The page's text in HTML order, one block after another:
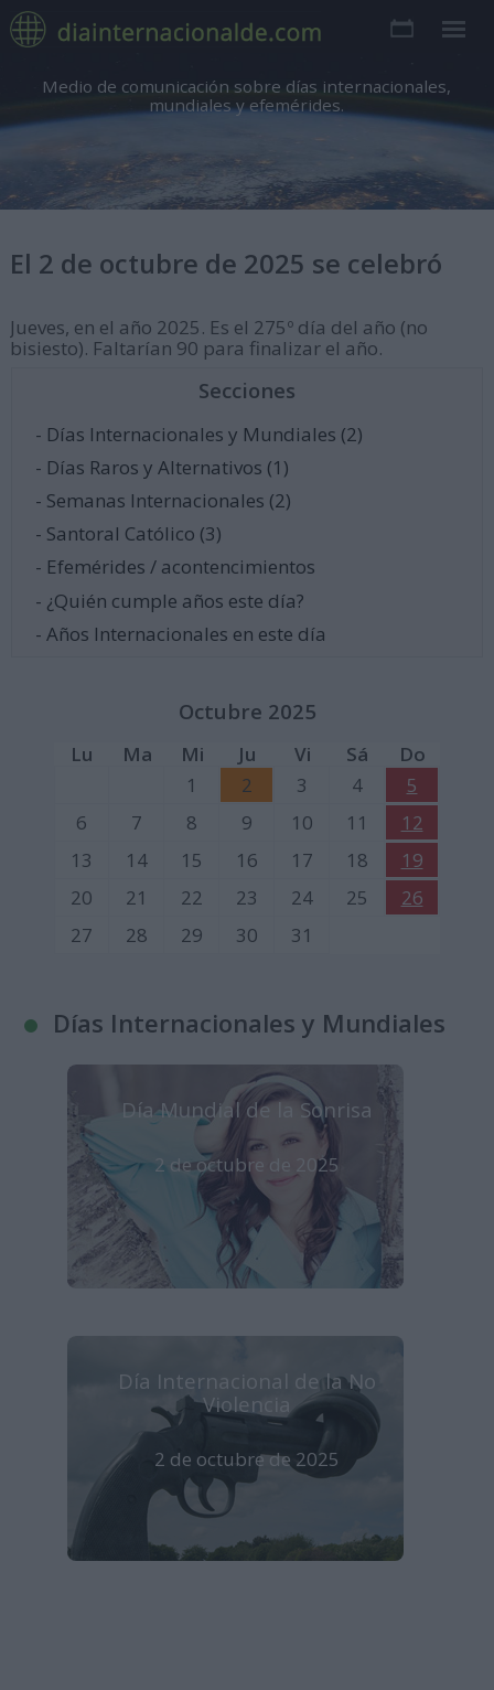
Medio de comunicación sobre días internacionales,
mundiales y efemérides.
El 2 de octubre de 2025 se celebró
Jueves, en el año 2025. Es el 275º día del año (no
bisiesto). Faltarían 90 para finalizar el año.
Secciones
- Días Internacionales y Mundiales (2)
- Días Raros y Alternativos (1)
- Semanas Internacionales (2)
- Santoral Católico (3)
- Efemérides / acontencimientos
- ¿Quién cumple años este día?
- Años Internacionales en este día
Octubre 2025
Lu Ma Mi Ju Vi Sá
Do
1
2 3 4
5
6
7 8 9 10 11
12
13
14 15 16 17 18
19
20
21 22 23 24 25
26
27
28 29 30 31
Días Internacionales y Mundiales
Día Mundial de la Sonrisa
2 de octubre de 2025
Día Internacional de la No
Violencia
2 de octubre de 2025